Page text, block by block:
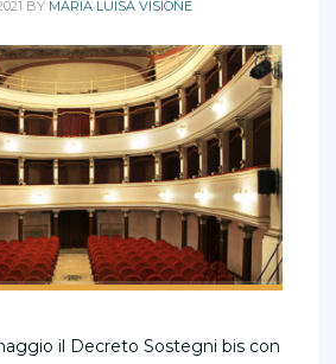
BY MARIA LUISA VISIONE
il Decreto Sostegni bis con